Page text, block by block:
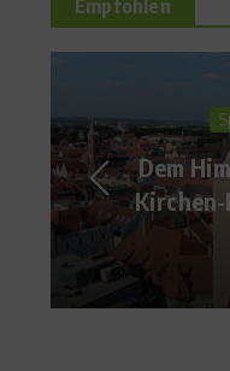
Empfohlen
Dem
Kirchen-